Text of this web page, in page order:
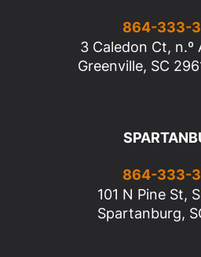
864-333-
3 Caledon Ct, n.º
Greenville, SC
864-333-
101 N Pine St,
Spartanburg,